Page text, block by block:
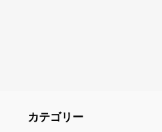
カテゴリー